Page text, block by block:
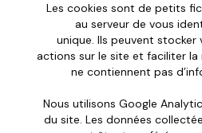
Les cookies sont de petits
au serveur de vous
unique. Ils peuvent stocker
actions sur le site et faciliter la
ne contiennent pas
Nous utilisons Google
du site. Les données